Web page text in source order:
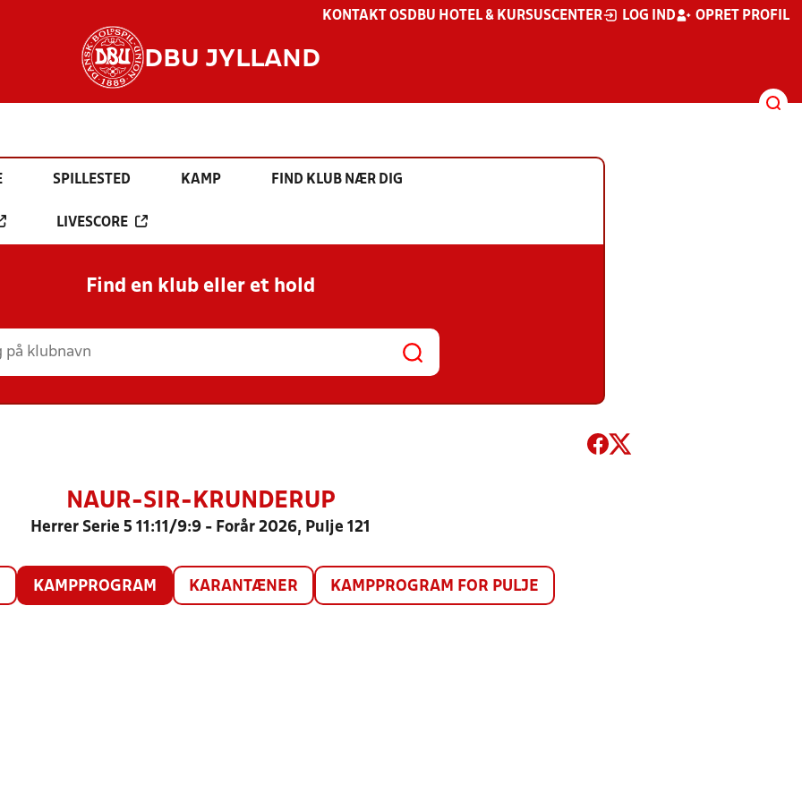
KONTAKT OS DBU HOTEL & KURSUSCENTER LOG IND OPRET PROFIL
DBU JYLLAND
SPILLESTED KAMP FIND KLUB NÆR DIG
LIVESCORE
Find en klub eller et hold
NAUR-SIR-KRUNDERUP
Herrer Serie 5 11:11/9:9 - Forår 2026, Pulje 121
KAMPPROGRAM KARANTÆNER KAMPPROGRAM FOR PULJE